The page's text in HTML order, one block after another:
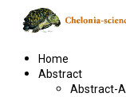
Home
Abstract
Abstract-A